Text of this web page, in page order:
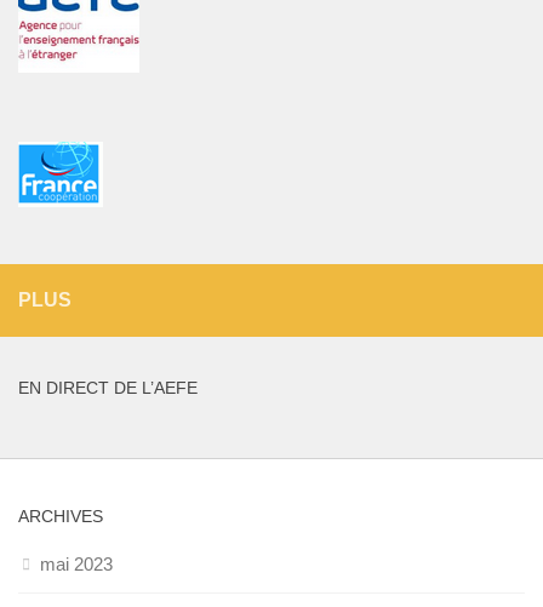
PLUS
EN DIRECT DE L’AEFE
ARCHIVES
mai 2023